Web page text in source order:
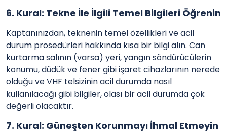
6. Kural: Tekne İle İlgili Temel Bilgileri Öğrenin
Kaptanınızdan, teknenin temel özellikleri ve acil
durum prosedürleri hakkında kısa bir bilgi alın. Can
kurtarma salının (varsa) yeri, yangın söndürücülerin
konumu, düdük ve fener gibi işaret cihazlarının nerede
olduğu ve VHF telsizinin acil durumda nasıl
kullanılacağı gibi bilgiler, olası bir acil durumda çok
değerli olacaktır.
7. Kural: Güneşten Korunmayı İhmal Etmeyin